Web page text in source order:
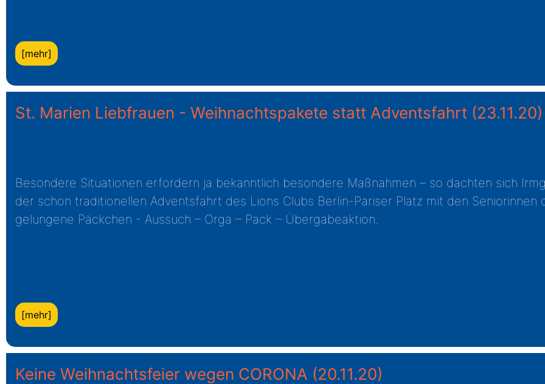
[mehr]
St. Marien Liebfrauen - Weihnachtspakete statt Adventsfahrt (23.11.20)
Besondere Situationen erfordern ja bekanntlich besondere Maßnahmen – so dachten sich
der schon traditionellen Adventsfahrt des Lions Clubs Berlin-Pariser Platz mit den
gelungene Päckchen - Aussuch – Orga – Pack – Übergabeaktion.
[mehr]
Keine Weihnachtsfeier wegen CORONA (20.11.20)